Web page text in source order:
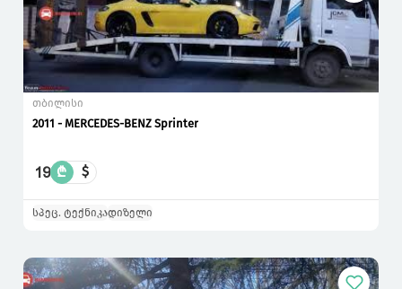
თბილისი
2011 - MERCEDES-BENZ Sprinter
19 ₾ $
სპეც. ტექნიკადიზელი